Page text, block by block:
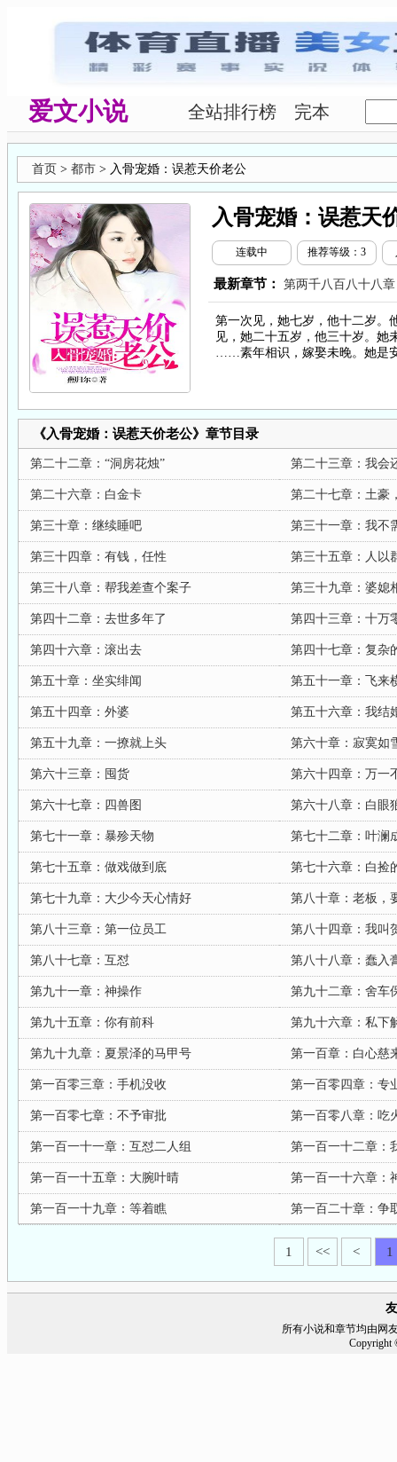
爱文小说 全站排行榜 完本
首页 > 都市 > 入骨宠婚：误惹天价老公
入骨宠婚：误惹天
连载中 推荐等级：3
最新章节： 第两千八百八十八
第一次见，她七岁，他十二岁。
见，她二十五岁，他三十岁。她
……素年相识，嫁娶未晚。她是
《入骨宠婚：误惹天价老公》章节目录
第二十二章：“洞房花烛” 第二十三章：我会
第二十六章：白金卡 第二十七章：土豪
第三十章：继续睡吧 第三十一章：我不
第三十四章：有钱，任性 第三十五章：人以
第三十八章：帮我差查个案子 第三十九章：婆媳
第四十二章：去世多年了 第四十三章：十万
第四十六章：滚出去 第四十七章：复杂
第五十章：坐实绯闻 第五十一章：飞来
第五十四章：外婆 第五十六章：我结
第五十九章：一撩就上头 第六十章：寂寞如
第六十三章：囤货 第六十四章：万一
第六十七章：四兽图 第六十八章：白眼
第七十一章：暴殄天物 第七十二章：叶澜
第七十五章：做戏做到底 第七十六章：白捡
第七十九章：大少今天心情好 第八十章：老板，
第八十三章：第一位员工 第八十四章：我叫
第八十七章：互怼 第八十八章：蠢入
第九十一章：神操作 第九十二章：舍车
第九十五章：你有前科 第九十六章：私下
第九十九章：夏景泽的马甲号 第一百章：白心慈
第一百零三章：手机没收 第一百零四章：专
第一百零七章：不予审批 第一百零八章：吃
第一百一十一章：互怼二人组 第一百一十二章：
第一百一十五章：大腕叶晴 第一百一十六章：
第一百一十九章：等着瞧 第一百二十章：争
1 << < 1
所有小说和章节均由网